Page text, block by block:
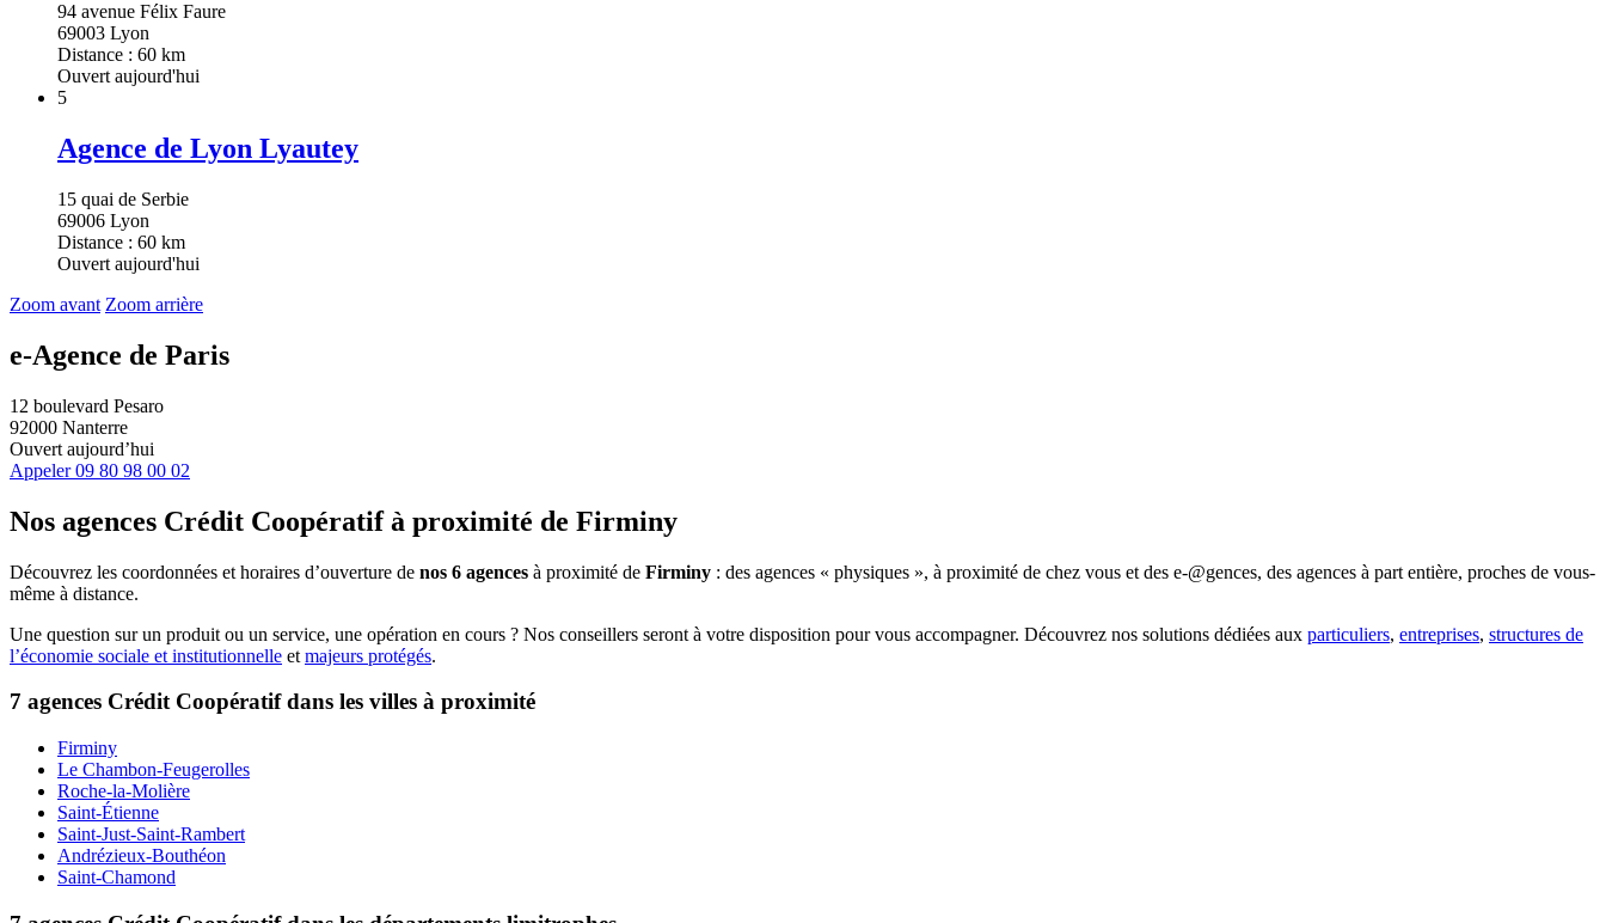
94 avenue Félix Faure
69003 Lyon
Distance : 60 km
Ouvert aujourd'hui
5
Agence de Lyon Lyautey
15 quai de Serbie
69006 Lyon
Distance : 60 km
Ouvert aujourd'hui
Zoom avant Zoom arrière
e-Agence de Paris
12 boulevard Pesaro
92000 Nanterre
Ouvert aujourd’hui
Appeler 09 80 98 00 02
Nos agences Crédit Coopératifà proximité de Firminy
Découvrez les coordonnées et horaires d’ouverture de nos 6 agences à proximité de Firminy : des agences « physiques », à proximité de chez vous et des e-@gences, des agences à part entière, proches de vous-
même à distance.
Une question sur un produit ou un service, une opération en cours ? Nos conseillers seront à votre disposition pour vous accompagner. Découvrez nos solutions dédiées aux particuliers, entreprises, structures de
l’économie sociale et institutionnelle et majeurs protégés.
7 agences Crédit Coopératif dans les villes à proximité
Firminy
Le Chambon-Feugerolles
Roche-la-Molière
Saint-Étienne
Saint-Just-Saint-Rambert
Andrézieux-Bouthéon
Saint-Chamond